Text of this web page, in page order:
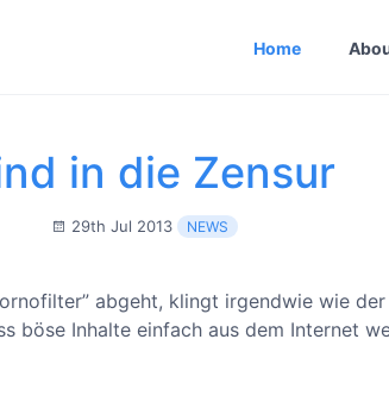
Home
in die Zensur
29th Jul 2013 NEWS
abgeht, klingt irgendwie wie
böse Inhalte einfach aus dem Internet